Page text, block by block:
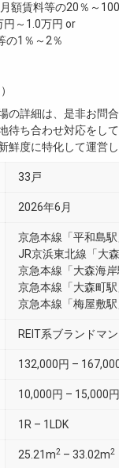
賃料等の20％～
～1.0万円 or
1％～2％
詳細は、是非お問合
ち合わせ対応をして
度に特化して運営し
33戸
2026年6月
京急本線「平和島
JR京浜東北線「大
京急本線「大森海
京急本線「大森町
京急本線「梅屋敷
REIT系ブランドマ
132,000円 –
10,000円 – 15,000円
1R – 1LDK
25.21m2 – 33.02m2